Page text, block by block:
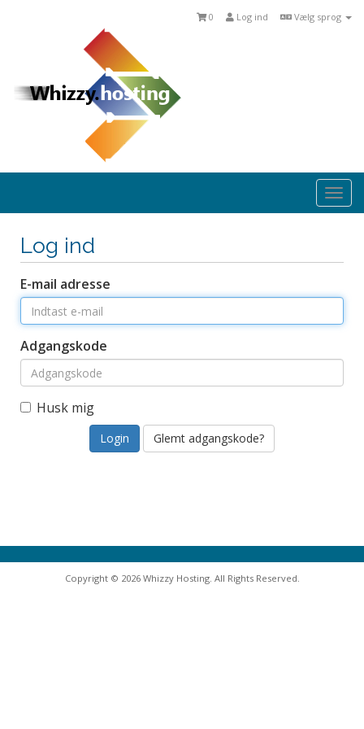
Vælg sprog
Log ind
0
Log ind
E-mail adresse
Adgangskode
Husk mig
Glemt adgangskode?
Copyright © 2026 Whizzy Hosting. All Rights Reserved.